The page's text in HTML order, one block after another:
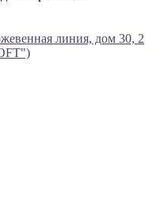
линия, дом 30, 2